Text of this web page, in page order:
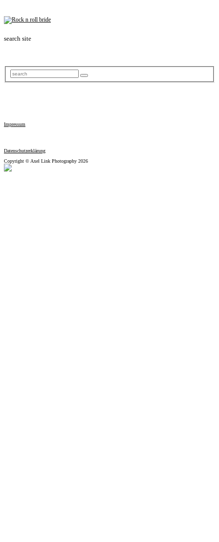
search site
Impressum
Datenschutzerklärung
Copyright © Axel Link Photography 2026